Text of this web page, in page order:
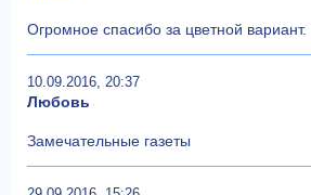
Огромное спасибо за цветной вариант.
10.09.2016, 20:37
Любовь
Замечательные газеты